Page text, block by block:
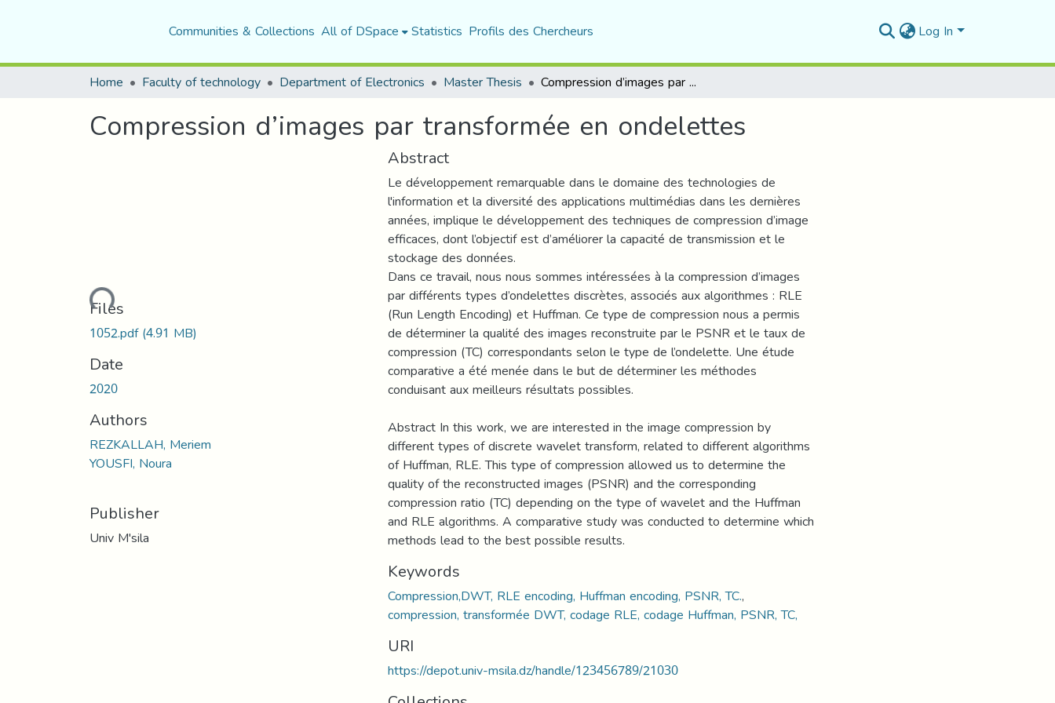
Communities & Collections All of DSpace Statistics Profils des Chercheurs Log In
Home Faculty of technology Department of Electronics Master Thesis Compression d’images par transformée en ondelettes
Compression d’images par transformée en ondelettes
Loading...
Files
1052.pdf(4.91 MB)
Date
2020
Authors
REZKALLAH, Meriem
YOUSFI, Noura
Publisher
Univ M'sila
Abstract
Le développement remarquable dans le domaine des technologies de
l'information et la diversité des applications multimédias dans les dernières
années, implique le développement des techniques de compression d’image
efficaces, dont l’objectif est d’améliorer la capacité de transmission et le
stockage des données.
Dans ce travail, nous nous sommes intéressées à la compression d’images
par différents types d’ondelettes discrètes, associés aux algorithmes : RLE
(Run Length Encoding) et Huffman. Ce type de compression nous a permis
de déterminer la qualité des images reconstruite par le PSNR et le taux de
compression (TC) correspondants selon le type de l’ondelette. Une étude
comparative a été menée dans le but de déterminer les méthodes
conduisant aux meilleurs résultats possibles.
Abstract In this work, we are interested in the image compression by
different types of discrete wavelet transform, related to different algorithms
of Huffman, RLE. This type of compression allowed us to determine the
quality of the reconstructed images (PSNR) and the corresponding
compression ratio (TC) depending on the type of wavelet and the Huffman
and RLE algorithms. A comparative study was conducted to determine which
methods lead to the best possible results.
Keywords
Compression,DWT, RLE encoding, Huffman encoding, PSNR, TC.,
compression, transformée DWT, codage RLE, codage Huffman, PSNR, TC,
URI
https://depot.univ-msila.dz/handle/123456789/21030